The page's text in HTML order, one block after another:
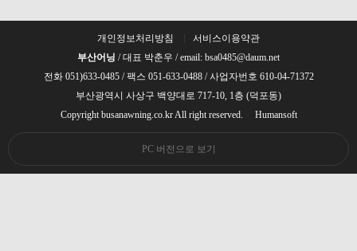
개인정보처리방침
서비스이용약관
부산어닝 / 대표 박춘우 / email: bsa0485@daum.net
전화 051)633-0485 / 팩스 051-633-0488 / 사업자번호 610-04-71372
부산광역시 사상구 백양대로 717-10, 1층 (덕포동)
Copyright busanawning.co.kr All right reserved. Humansoft
PC 버전으로 보기